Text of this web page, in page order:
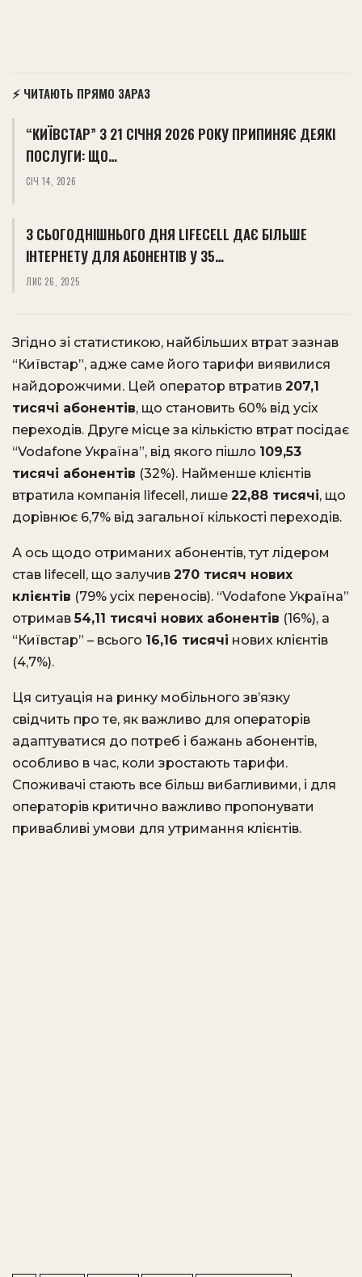
⚡ ЧИТАЮТЬ ПРЯМО ЗАРАЗ
“КИЇВСТАР” З 21 СІЧНЯ 2026 РОКУ ПРИПИНЯЄ ДЕЯКІ
ПОСЛУГИ: ЩО…
СІЧ 14, 2026
З СЬОГОДНІШНЬОГО ДНЯ LIFECELL ДАЄ БІЛЬШЕ
ІНТЕРНЕТУ ДЛЯ АБОНЕНТІВ У 35…
ЛИС 26, 2025
Згідно зі статистикою, найбільших втрат зазнав
“Київстар”, адже саме його тарифи виявилися
найдорожчими. Цей оператор втратив 207,1
тисячі абонентів, що становить 60% від усіх
переходів. Друге місце за кількістю втрат посідає
“Vodafone Україна”, від якого пішло 109,53
тисячі абонентів (32%). Найменше клієнтів
втратила компанія lifecell, лише 22,88 тисячі, що
дорівнює 6,7% від загальної кількості переходів.
А ось щодо отриманих абонентів, тут лідером
став lifecell, що залучив 270 тисяч нових
клієнтів (79% усіх переносів). “Vodafone Україна”
отримав54,11 тисячі нових абонентів (16%), а
“Київстар” – всього 16,16 тисячі нових клієнтів
(4,7%).
Ця ситуація на ринку мобільного зв’язку
свідчить про те, як важливо для операторів
адаптуватися до потреб і бажань абонентів,
особливо в час, коли зростають тарифи.
Споживачі стають все більш вибагливими, і для
операторів критично важливо пропонувати
привабливі умови для утримання клієнтів.